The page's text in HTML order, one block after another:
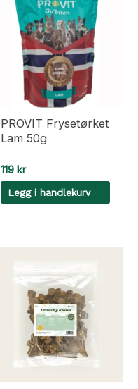
PROVIT Frysetørket
Lam 50g
119 kr
Legg i handlekurv